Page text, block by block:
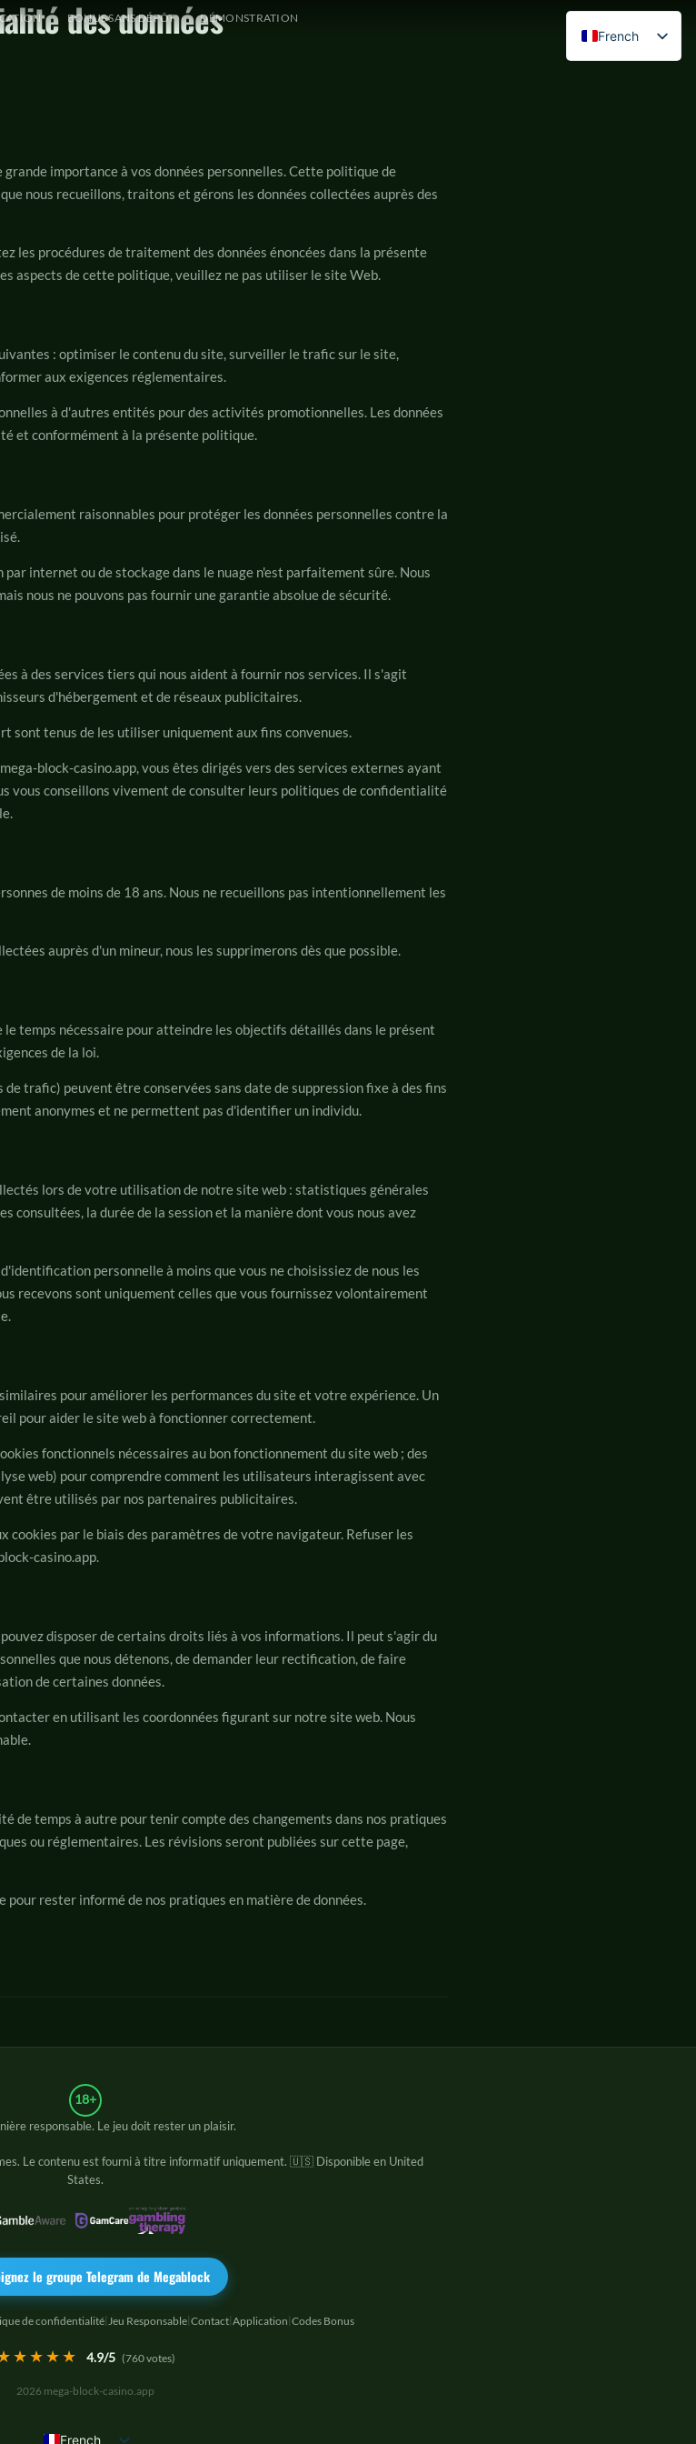
French
English
BONUS SANS DÉPÔT DÉMONSTRATION
des données
grande importance à vos données personnelles. Cette politique de
nous recueillons, traitons et gérons les données collectées auprès des
les procédures de traitement des données énoncées dans la présente
aspects de cette politique, veuillez ne pas utiliser le site Web.
: optimiser le contenu du site, surveiller le trafic sur le site,
aux exigences réglementaires.
à d'autres entités pour des activités promotionnelles. Les données
et conformément à la présente politique.
raisonnables pour protéger les données personnelles contre la
internet ou de stockage dans le nuage n'est parfaitement sûre. Nous
nous ne pouvons pas fournir une garantie absolue de sécurité.
à des services tiers qui nous aident à fournir nos services. Il s'agit
d'hébergement et de réseaux publicitaires.
sont tenus de les utiliser uniquement aux fins convenues.
block-casino.app, vous êtes dirigés vers des services externes ayant
vous conseillons vivement de consulter leurs politiques de confidentialité
de moins de 18 ans. Nous ne recueillons pas intentionnellement les
auprès d'un mineur, nous les supprimerons dès que possible.
le temps nécessaire pour atteindre les objectifs détaillés dans le présent
de la loi.
trafic) peuvent être conservées sans date de suppression fixe à des fins
anonymes et ne permettent pas d'identifier un individu.
lors de votre utilisation de notre site web : statistiques générales
consultées, la durée de la session et la manière dont vous nous avez
personnelle à moins que vous ne choisissiez de nous les
recevons sont uniquement celles que vous fournissez volontairement
pour améliorer les performances du site et votre expérience. Un
pour aider le site web à fonctionner correctement.
fonctionnels nécessaires au bon fonctionnement du site web ; des
web) pour comprendre comment les utilisateurs interagissent avec
être utilisés par nos partenaires publicitaires.
cookies par le biais des paramètres de votre navigateur. Refuser les
casino.app.
disposer de certains droits liés à vos informations. Il peut s'agir du
que nous détenons, de demander leur rectification, de faire
de certaines données.
en utilisant les coordonnées figurant sur notre site web. Nous
de temps à autre pour tenir compte des changements dans nos pratiques
ou réglementaires. Les révisions seront publiées sur cette page,
rester informé de nos pratiques en matière de données.
18+
responsable. Le jeu doit rester un plaisir.
. Le contenu est fourni à titre informatif uniquement. 🇺🇸 Disponible en United
States.
le groupe Telegram de Megablock
de confidentialité| Jeu Responsable| Contact| Application Codes Bonus
4.9/5 (760votes)
2026 mega-block-casino.app
French